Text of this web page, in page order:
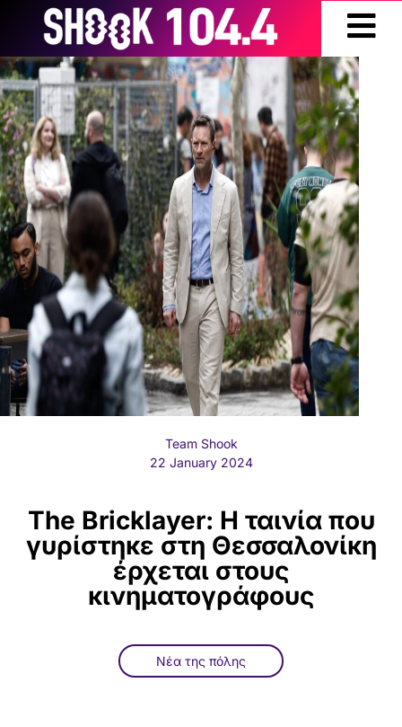
Team Shook
22 January 2024
The Bricklayer: Η ταινία που
γυρίστηκε στη Θεσσαλονίκη
έρχεται στους
κινηματογράφους
Νέα της πόλης